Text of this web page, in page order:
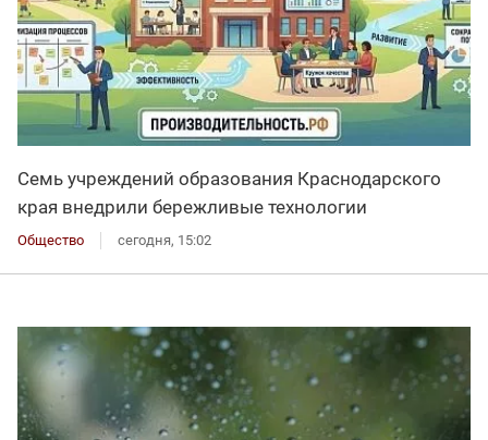
Семь учреждений образования Краснодарского
края внедрили бережливые технологии
Общество сегодня, 15:02